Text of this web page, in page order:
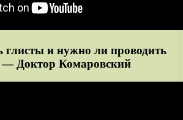
глисты и нужно ли проводить
Доктор Комаровский